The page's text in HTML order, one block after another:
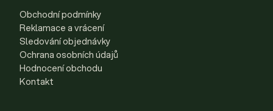
Obchodní podmínky
Reklamace a vrácení
Sledování objednávky
Ochrana osobních údajů
Hodnocení obchodu
Kontakt